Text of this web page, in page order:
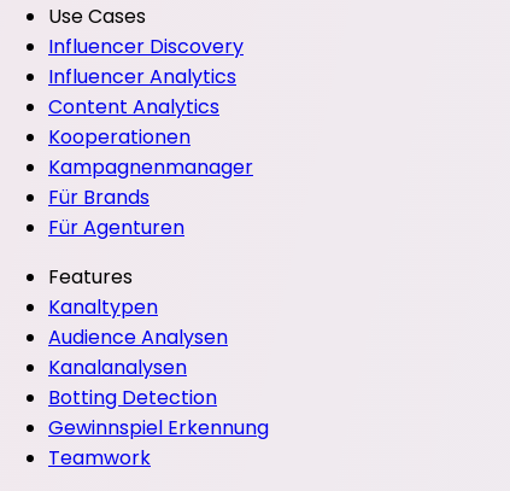
Use Cases
Influencer Discovery
Influencer Analytics
Content Analytics
Kooperationen
Kampagnenmanager
Für Brands
Für Agenturen
Features
Kanaltypen
Audience Analysen
Kanalanalysen
Botting Detection
Gewinnspiel Erkennung
Teamwork